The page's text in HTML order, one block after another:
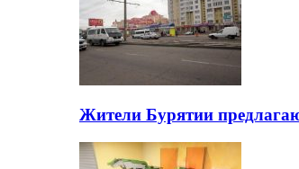
Жители Бурятии